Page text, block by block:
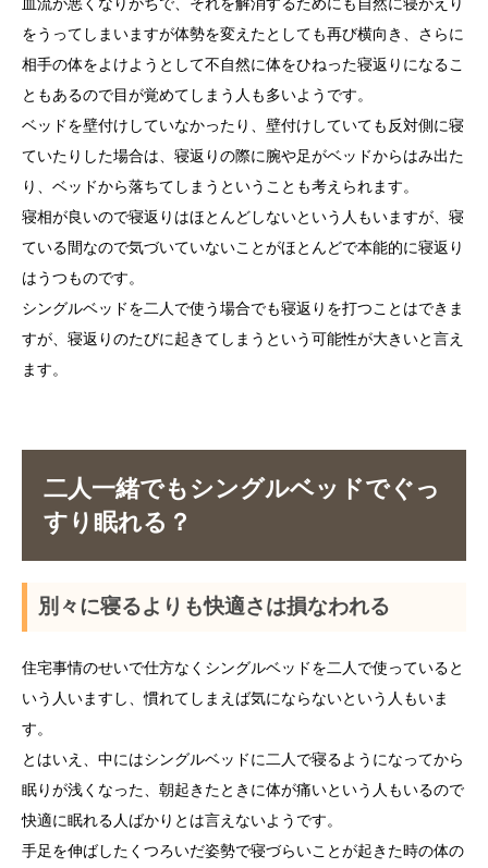
をうってしまいますが体勢を変えたとしても再び横向き、さらに
相手の体をよけようとして不自然に体をひねった寝返りになるこ
ともあるので目が覚めてしまう人も多いようです。
ベッドを壁付けしていなかったり、壁付けしていても反対側に寝
ていたりした場合は、寝返りの際に腕や足がベッドからはみ出た
り、ベッドから落ちてしまうということも考えられます。
寝相が良いので寝返りはほとんどしないという人もいますが、寝
ている間なので気づいていないことがほとんどで本能的に寝返り
はうつものです。
シングルベッドを二人で使う場合でも寝返りを打つことはできま
すが、寝返りのたびに起きてしまうという可能性が大きいと言え
ます。
二人一緒でもシングルベッドでぐっ
すり眠れる？
別々に寝るよりも快適さは損なわれる
住宅事情のせいで仕方なくシングルベッドを二人で使っていると
いう人いますし、慣れてしまえば気にならないという人もいま
す。
とはいえ、中にはシングルベッドに二人で寝るようになってから
眠りが浅くなった、朝起きたときに体が痛いという人もいるので
快適に眠れる人ばかりとは言えないようです。
手足を伸ばしたくつろいだ姿勢で寝づらいことが起きた時の体の